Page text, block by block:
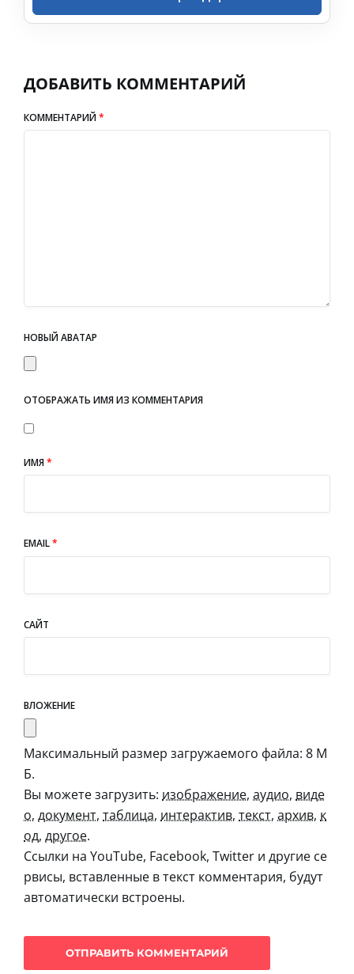
ДОБАВИТЬ КОММЕНТАРИЙ
КОММЕНТАРИЙ*
НОВЫЙ АВАТАР
ОТОБРАЖАТЬ ИМЯ ИЗ КОММЕНТАРИЯ
ИМЯ*
EMAIL*
САЙТ
ВЛОЖЕНИЕ
Максимальный размер загружаемого файла: 8 М
Б.
Вы можете загрузить: изображение, аудио, виде
о, документ, таблица, интерактив, текст, архив, к
од, другое.
Ссылки на YouTube, Facebook, Twitter и другие се
рвисы, вставленные в текст комментария, будут
автоматически встроены.